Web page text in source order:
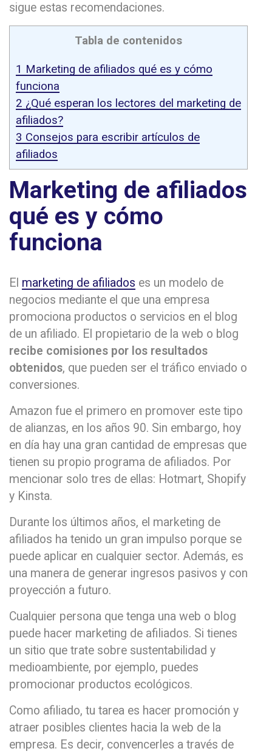
sigue estas recomendaciones.
Tabla de contenidos
1 Marketing de afiliados qué es y cómo
funciona
2 ¿Qué esperan los lectores del marketing de
afiliados?
3 Consejos para escribir artículos de
afiliados
Marketing de afiliados
qué es y cómo
funciona
El marketing de afiliados es un modelo de
negocios mediante el que una empresa
promociona productos o servicios en el blog
de un afiliado. El propietario de la web o blog
recibe comisiones por los resultados
obtenidos, que pueden ser el tráfico enviado o
conversiones.
Amazon fue el primero en promover este tipo
de alianzas, en los años 90. Sin embargo, hoy
en día hay una gran cantidad de empresas que
tienen su propio programa de afiliados. Por
mencionar solo tres de ellas: Hotmart, Shopify
y Kinsta.
Durante los últimos años, el marketing de
afiliados ha tenido un gran impulso porque se
puede aplicar en cualquier sector. Además, es
una manera de generar ingresos pasivos y con
proyección a futuro.
Cualquier persona que tenga una web o blog
puede hacer marketing de afiliados. Si tienes
un sitio que trate sobre sustentabilidad y
medioambiente, por ejemplo, puedes
promocionar productos ecológicos.
Como afiliado, tu tarea es hacer promoción y
atraer posibles clientes hacia la web de la
empresa. Es decir, convencerles a través de